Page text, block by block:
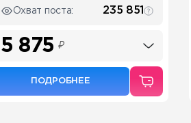
Охват поста: 235 851
5 875 ₽
ПОДРОБНЕЕ